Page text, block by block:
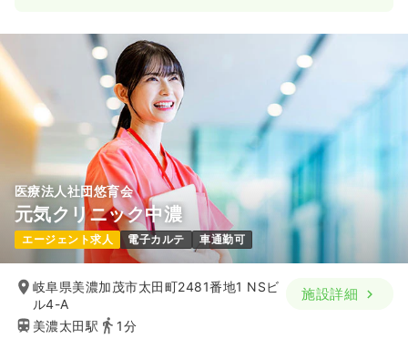
医療法人社団悠育会
元気クリニック中濃
エージェント求人 電子カルテ 車通勤可
岐阜県美濃加茂市太田町2481番地1 NSビ
ル4-A
美濃太田駅
1分
施設詳細